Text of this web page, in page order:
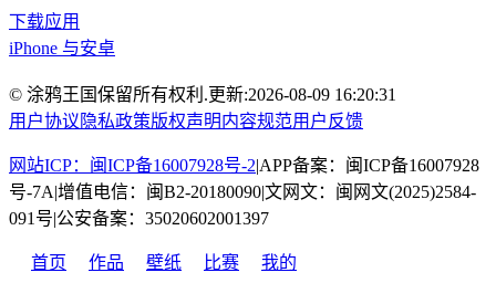
下载应用
iPhone 与安卓
© 涂鸦王国保留所有权利.更新:2026-08-09 16:20:31
用户协议 隐私政策版权声明内容规范用户反馈
网站ICP：闽ICP备16007928号-2|APP备案：闽ICP备16007928
号-7A|增值电信：闽B2-20180090|文网文：闽网文(2025)2584-
091号|公安备案：35020602001397
首页 作品 壁纸 比赛 我的